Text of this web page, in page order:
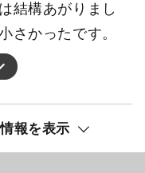
結構あがりまし
さかったです。
報を表示